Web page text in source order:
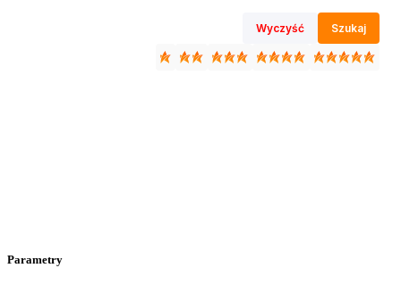
Wyczyść Szukaj
Parametry